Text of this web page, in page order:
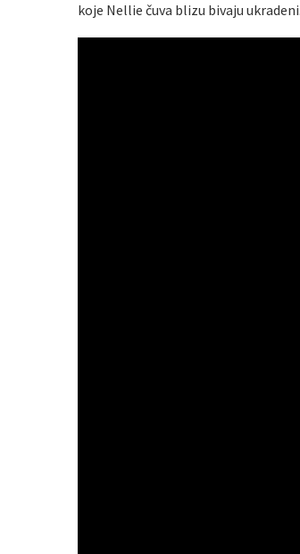
koje Nellie čuva blizu bivaju ukradeni.